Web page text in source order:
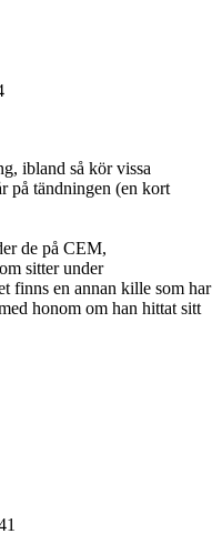
ibland så kör vissa
på tändningen (en kort
de på CEM,
sitter under
finns en annan kille som har
honom om han hittat sitt